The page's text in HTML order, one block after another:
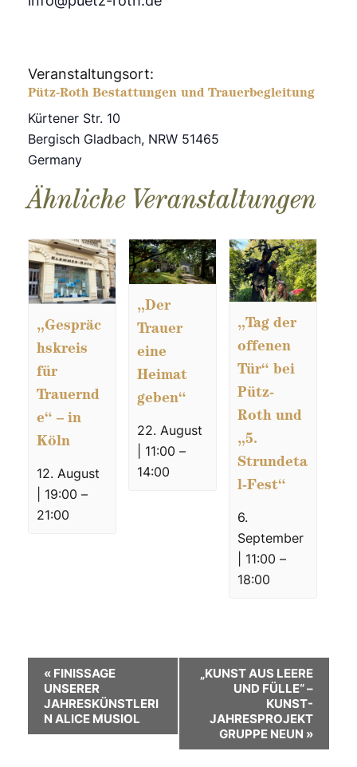
Veranstaltungsort:
Pütz-Roth Bestattungen und Trauerbegleitung
Kürtener Str. 10
Bergisch Gladbach, NRW 51465
Germany
Ähnliche Veranstaltungen
„Gespräc
hskreis
für
Trauernd
e“ – in
Köln
12. August
| 19:00 –
21:00
„Der
Trauer
eine
Heimat
geben“
22. August
| 11:00 –
14:00
„Tag der
offenen
Tür“ bei
Pütz-
Roth und
„5.
Strundeta
l-Fest“
6.
September
| 11:00 –
18:00
r
« FINISSAGE
UNSERER
JAHRESKÜNSTLERI
N ALICE MUSIOL
„KUNST AUS LEERE
UND FÜLLE“ –
KUNST-
JAHRESPROJEKT
GRUPPE NEUN »